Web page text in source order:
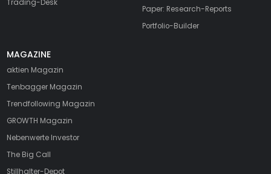
Trading-Desk
Paper: Research-Reports
Portfolio-Builder
MAGAZINE
aktien Magazin
Tenbagger Magazin
Trendfollowing Magazin
GROWTH Magazin
Nebenwerte Investor
The Big Call
Stillhalter-Depot